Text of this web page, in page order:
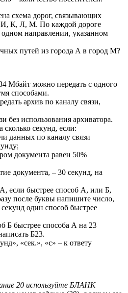
схема дорог, связывающих
К, Л, М. По каждой дороге
направлении, указанном
путей из города А в город М?
Мбайт можно передать с одного
способами.
архив по каналу связи,
без использования архиватора.
секунд, если:
данных по каналу связи
документа равен 50%
документа, – 30 секунд, на
если быстрее способ А, или Б,
после буквы напишите число,
один способ быстрее
Б быстрее способа А на 23
Б23.
«сек.», «с» – к ответу
20 используйте БЛАНК